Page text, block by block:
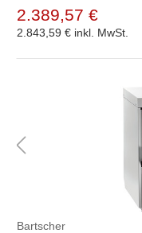
2.389,57 €
2.843,59 € inkl. MwSt.
Bartscher